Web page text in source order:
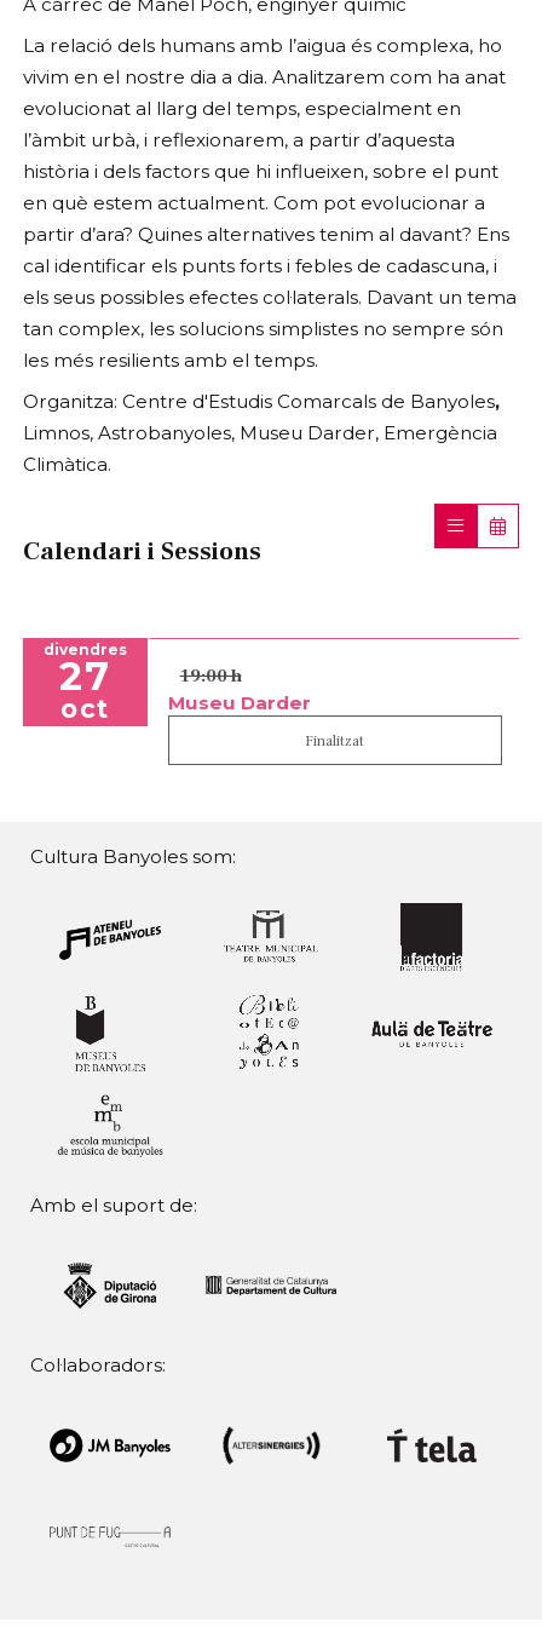
La relació dels humans amb l’aigua és complexa, ho
vivim en el nostre dia a dia. Analitzarem com ha anat
evolucionat al llarg del temps, especialment en
l’àmbit urbà, i reflexionarem, a partir d’aquesta
història i dels factors que hi influeixen, sobre el punt
en què estem actualment. Com pot evolucionar a
partir d’ara? Quines alternatives tenim al davant? Ens
cal identificar els punts forts i febles de cadascuna, i
els seus possibles efectes col·laterals. Davant un tema
tan complex, les solucions simplistes no sempre són
les més resilients amb el temps.
Organitza: Centre d'Estudis Comarcals de Banyoles,
Limnos, Astrobanyoles, Museu Darder, Emergència
Climàtica.
Calendari i Sessions
divendres
27
oct
19:00 h
Museu Darder
Finalitzat
Cultura Banyoles som:
Amb el suport de:
Col·laboradors: